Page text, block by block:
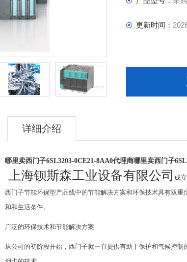
更新时间：
详细介绍
哪里卖西门子6SL3203-0CE21-8AA0代理商哪里卖西门子
上海钡斯森工业设备有限公司 成
西门子节能环保型产品线中的节能解决方案和环保技术具有双
和和生活条件。
广泛的环保技术和节能解决方案
从公司的初阶段开始，西门子就一直提供有助于保护和气候控